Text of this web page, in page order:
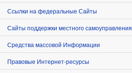
Ссылки на федеральные Сайты
Сайты поддержки местного самоуправления
Средства массовой Информации
Правовые Интернет-ресурсы